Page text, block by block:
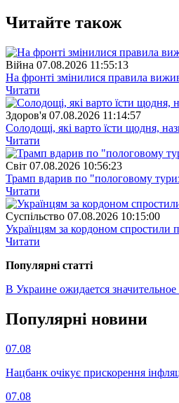
Читайте також
Війна 07.08.2026 11:55:13
На фронті змінилися правила
Читати
Здоров'я 07.08.2026 11:14:57
Солодощі, які варто їсти щодня,
Читати
Свiт 07.08.2026 10:56:23
Трамп вдарив по "пологовому
Читати
Суспiльство 07.08.2026 10:15:00
Українцям за кордоном спростили
Читати
Популярнi статтi
В Украине ожидается
Популярнi новини
07.08
Нацбанк очікує прискорення
07.08